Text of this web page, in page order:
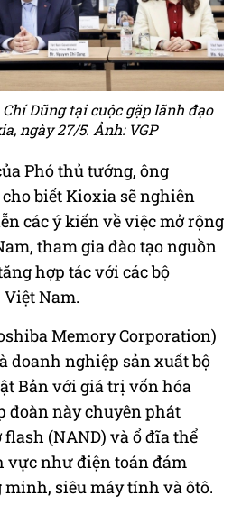
Dũng tại cuộc gặp lãnh đạo
ngày 27/5. Ảnh:VGP
Phó thủ tướng, ông
biết Kioxia sẽ nghiên
các ý kiến về việc mở rộng
tham gia đào tạo nguồn
hợp tác với các bộ
Nam.
Memory Corporation)
doanh nghiệp sản xuất bộ
Bản với giá trị vốn hóa
đoàn này chuyên phát
(NAND) và ổ đĩa thể
vực như điện toán đám
siêu máy tính và ôtô.